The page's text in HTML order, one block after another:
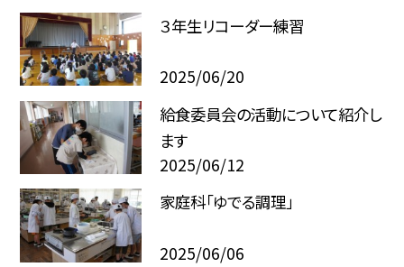
３年生リコーダー練習
2025/06/20
給食委員会の活動について紹介し
ます
2025/06/12
家庭科「ゆでる調理」
2025/06/06